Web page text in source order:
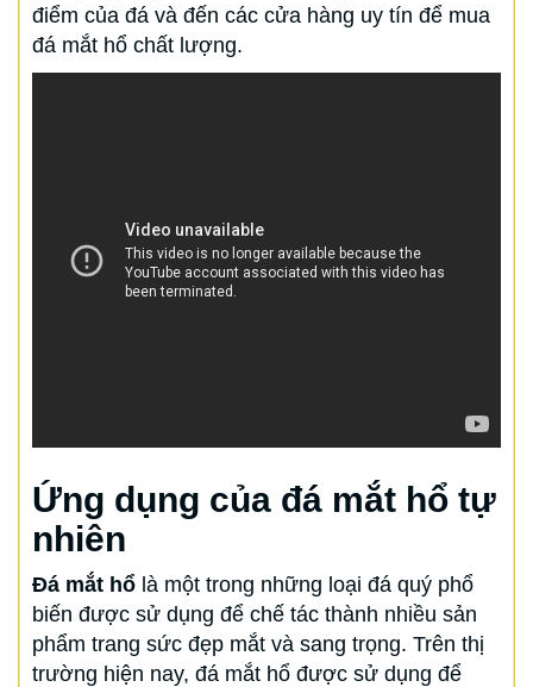
điểm của đá và đến các cửa hàng uy tín để mua
đá mắt hổ chất lượng.
Ứng dụng của đá mắt hổ tự
nhiên
Đá mắt hổ là một trong những loại đá quý phổ
biến được sử dụng để chế tác thành nhiều sản
phẩm trang sức đẹp mắt và sang trọng. Trên thị
trường hiện nay, đá mắt hổ được sử dụng để